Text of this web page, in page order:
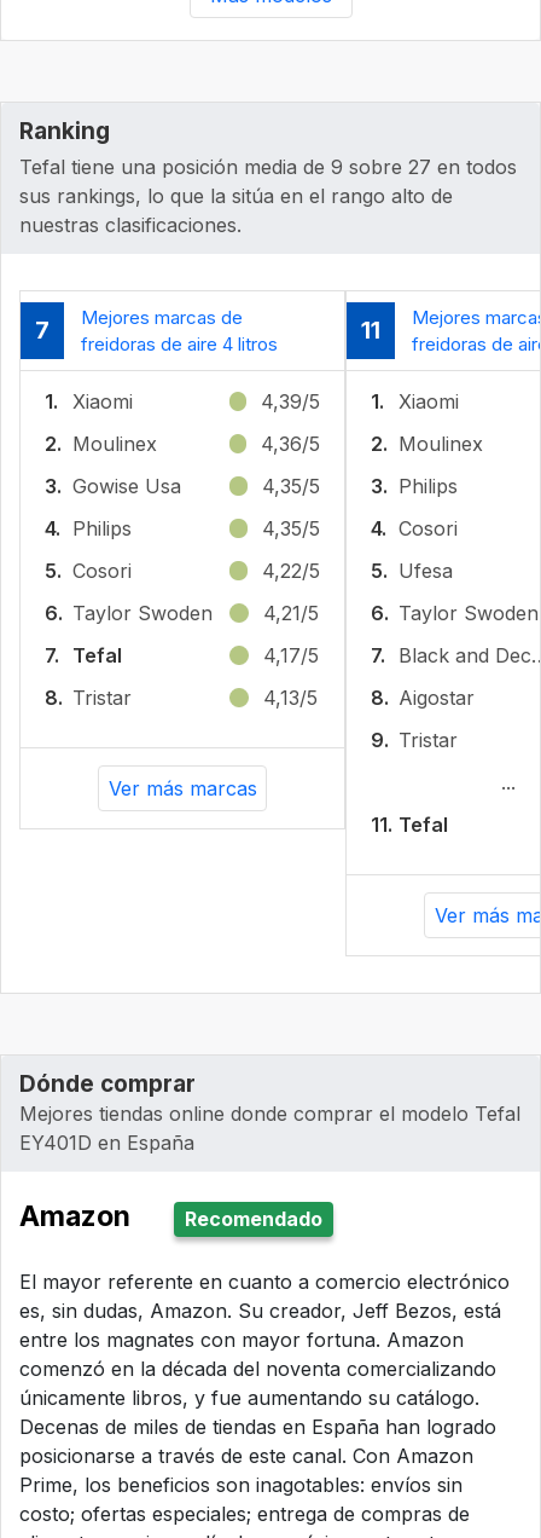
Ranking
Tefal tiene una posición media de 9 sobre 27 en todos
sus rankings, lo que la sitúa en el rango alto de
nuestras clasificaciones.
7
Mejores marcas de
freidoras de aire 4 litros
1. Xiaomi
4,39/5
2. Moulinex
4,36/5
3. Gowise Usa
4,35/5
4. Philips
4,35/5
5. Cosori
4,22/5
6. ‎Taylor Swoden
4,21/5
7.
Tefal
4,17/5
8. Tristar 4,13/5
Ver más marcas
11
Mejores
freidoras de
1.
Xiaomi
2. Moulinex
3. Philips
4. Cosori
5. Ufesa
6. ‎Taylor Swoden
7.
8. Aigostar
9. Tristar
...
11. Tefal
Ver más
Dónde comprar
Mejores tiendas online donde comprar el modelo Tefal
EY401D en España
Amazon Recomendado
El mayor referente en cuanto a comercio electrónico
es, sin dudas, Amazon. Su creador, Jeff Bezos, está
entre los magnates con mayor fortuna. Amazon
comenzó en la década del noventa comercializando
únicamente libros, y fue aumentando su catálogo.
Decenas de miles de tiendas en España han logrado
posicionarse a través de este canal. Con Amazon
Prime, los beneficios son inagotables: envíos sin
costo; ofertas especiales; entrega de compras de